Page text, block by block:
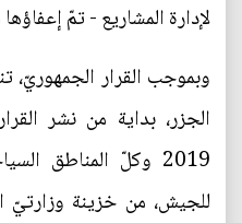
لإدارة المشاريع - تمّ
وبموجب القرار الجمهوريّ،
2019 وكلّ المناطق
للجيش، من خزينة وزارتيّ